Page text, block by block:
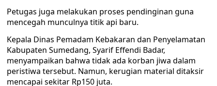
Petugas juga melakukan proses pendinginan guna
mencegah munculnya titik api baru.
Kepala Dinas Pemadam Kebakaran dan Penyelamatan
Kabupaten Sumedang, Syarif Effendi Badar,
menyampaikan bahwa tidak ada korban jiwa dalam
peristiwa tersebut. Namun, kerugian material ditaksir
mencapai sekitar Rp150 juta.